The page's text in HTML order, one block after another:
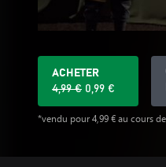
ACHETER
4,99 € 0,99 €
*vendu pour 4,99 € au cours